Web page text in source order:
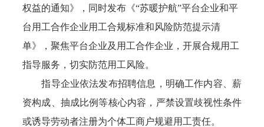
权益的通知》，同时发布《“苏暖护航”平台企业和平
台用工合作企业用工合规标准和风险防范提示清
单》，聚焦平台企业及用工合作企业，开展合规用工
指导服务，切实防范用工风险。
指导企业依法发布招聘信息，明确工作内容、薪
资构成、抽成比例等核心内容，严禁设置歧视性条件
或诱导劳动者注册为个体工商户规避用工责任。